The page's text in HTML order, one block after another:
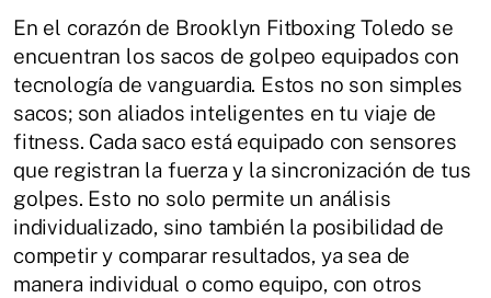
En el corazón de Brooklyn Fitboxing Toledo se
encuentran los sacos de golpeo equipados con
tecnología de vanguardia. Estos no son simples
sacos; son aliados inteligentes en tu viaje de
fitness. Cada saco está equipado con sensores
que registran la fuerza y la sincronización de tus
golpes. Esto no solo permite un análisis
individualizado, sino también la posibilidad de
competir y comparar resultados, ya sea de
manera individual o como equipo, con otros